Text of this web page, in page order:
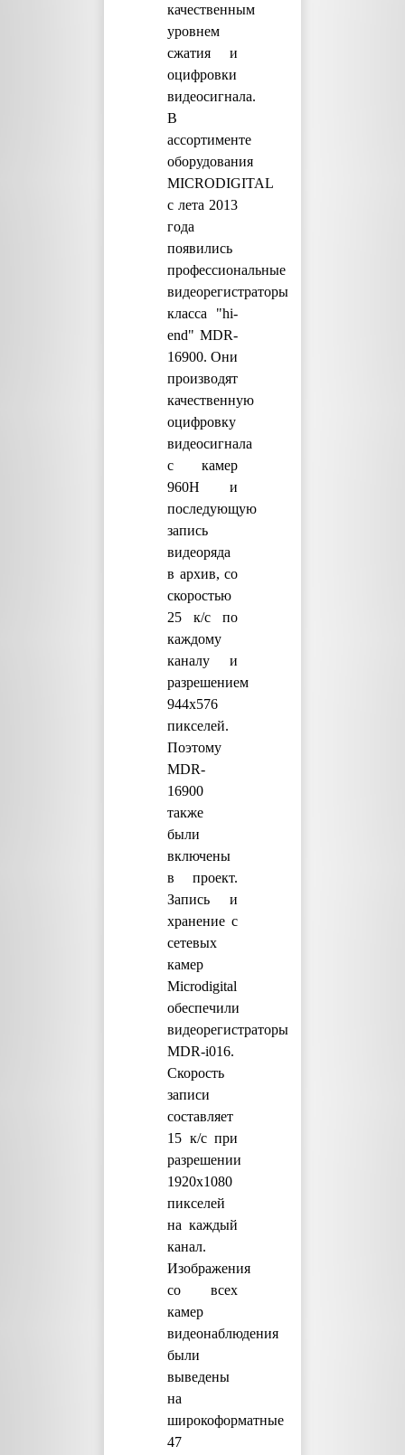
качественным
уровнем
сжатия и
оцифровки
видеосигнала.
В
ассортименте
оборудования
MICRODIGITAL
с лета 2013
года
появились
профессиональные
видеорегистраторы
класса "hi-
end" MDR-
16900. Они
производят
качественную
оцифровку
видеосигнала
с камер
960H и
последующую
запись
видеоряда
в архив, со
скоростью
25 к/с по
каждому
каналу и
разрешением
944х576
пикселей.
Поэтому
MDR-
16900
также
были
включены
в проект.
Запись и
хранение с
сетевых
камер
Microdigital
обеспечили
видеорегистраторы
MDR-i016.
Скорость
записи
составляет
15 к/с при
разрешении
1920х1080
пикселей
на каждый
канал.
Изображения
со всех
камер
видеонаблюдения
были
выведены
на
широкоформатные
47